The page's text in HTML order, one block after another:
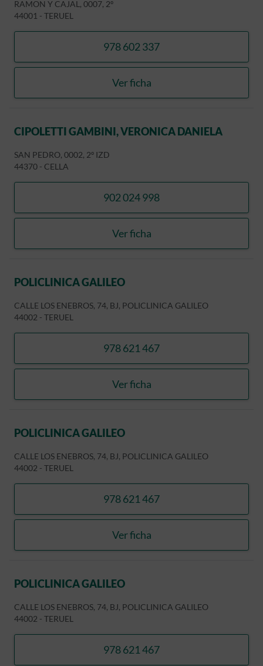
RAMON Y CAJAL, 0007, 2º
44001 - TERUEL
978 602 337
llamar CLINICA DENTAL
Ver ficha
CLINICA DENTAL JORGE
CIPOLETTI GAMBINI, VERONICA DANIELA
SAN PEDRO, 0002, 2º IZD
44370 - CELLA
902 024 998
llamar CIPOLETTI
Ver ficha
CIPOLETTI GAMBINI,
POLICLINICA GALILEO
CALLE LOS ENEBROS, 74, BJ, POLICLINICA GALILEO
44002 - TERUEL
978 621 467
llamar POLICLINICA
Ver ficha
POLICLINICA GALILEO
POLICLINICA GALILEO
CALLE LOS ENEBROS, 74, BJ, POLICLINICA GALILEO
44002 - TERUEL
978 621 467
llamar POLICLINICA
Ver ficha
POLICLINICA GALILEO
POLICLINICA GALILEO
CALLE LOS ENEBROS, 74, BJ, POLICLINICA GALILEO
44002 - TERUEL
978 621 467
llamar POLICLINICA